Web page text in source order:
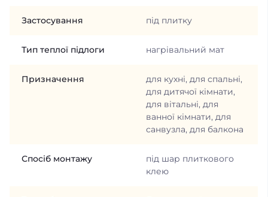
Застосування під плитку
Тип теплої підлоги нагрівальний мат
Призначення
для кухні, для спальні,
для дитячої кімнати,
для вітальні, для
ванної кімнати, для
санвузла, для балкона
Спосіб монтажу
під шар плиткового
клею